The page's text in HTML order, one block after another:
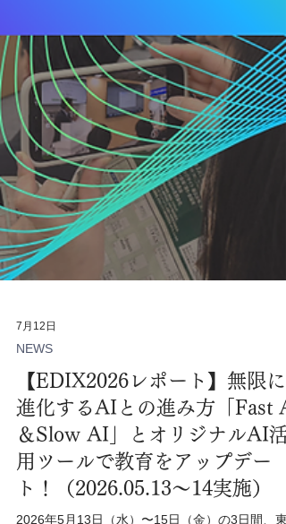
7月12日
NEWS
【EDIX2026レポート】無限に
進化するAIとの進み方「Fast
＆Slow AI」とオリジナルAI活